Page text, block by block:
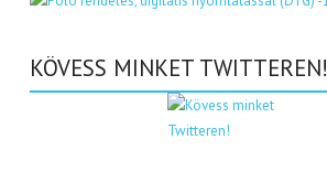
KÖVESS MINKET TWITTEREN!